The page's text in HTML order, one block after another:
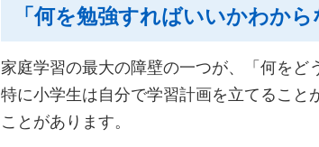
「何を勉強すればいいかわか
家庭学習の最大の障壁の一つが、「何をど
特に小学生は自分で学習計画を立てるこ
ことがあります。